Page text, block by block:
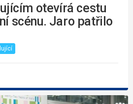
otevírá cestu
scénu. Jaro patřilo